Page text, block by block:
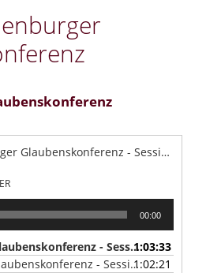
„Brandenburger Glaubenskonferenz - Session 1-7“
00:00
- Session 1-7“ 1:03:33
- Session 2-7“ 1:02:21